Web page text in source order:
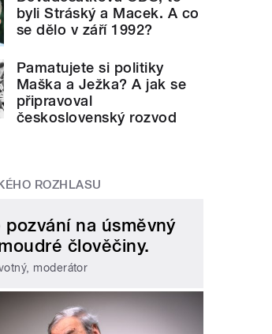
byli Stráský a Macek. A co
se dělo v září 1992?
Pamatujete si politiky
Maška a Ježka? A jak se
připravoval
československý rozvod
ROZHLASU
pozvání na úsměvný
člověčiny.
moderátor